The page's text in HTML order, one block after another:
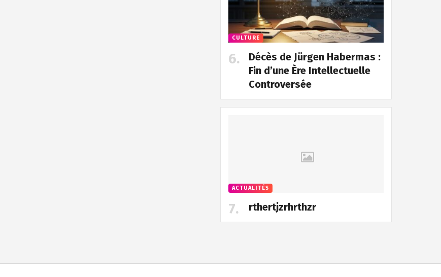
CULTURE
Décès de Jürgen Habermas :
Fin d’une Ère Intellectuelle
Controversée
ACTUALITÉS
rthertjzrhrthzr